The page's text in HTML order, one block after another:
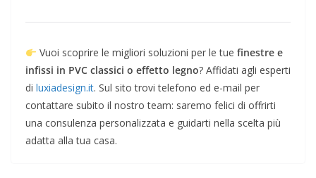
Vuoi scoprire le migliori soluzioni per le tue finestre e
infissi in PVC classici o effetto legno? Affidati agli esperti
di luxiadesign.it. Sul sito trovi telefono ed e-mail per
contattare subito il nostro team: saremo felici di offrirti
una consulenza personalizzata e guidarti nella scelta più
adatta alla tua casa.